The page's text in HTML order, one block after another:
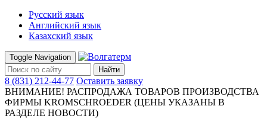
Русский язык
Английский язык
Казахский язык
Toggle Navigation
Найти
8 (831) 212-44-77 Оставить заявку
ВНИМАНИЕ! РАСПРОДАЖА ТОВАРОВ ПРОИЗВОДСТВА
ФИРМЫ KROMSCHROEDER (ЦЕНЫ УКАЗАНЫ В
РАЗДЕЛЕ НОВОСТИ)